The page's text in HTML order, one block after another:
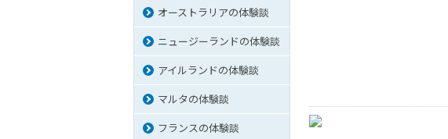
オーストラリアの体験談
ニュージーランドの体験談
アイルランドの体験談
マルタの体験談
フランスの体験談